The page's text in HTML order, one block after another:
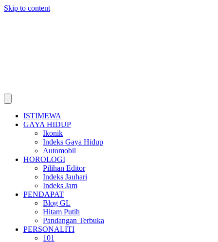
Skip to content
ISTIMEWA
GAYA HIDUP
Ikonik
Indeks Gaya Hidup
Automobil
HOROLOGI
Pilihan Editor
Indeks Jauhari
Indeks Jam
PENDAPAT
Blog GL
Hitam Putih
Pandangan Terbuka
PERSONALITI
101